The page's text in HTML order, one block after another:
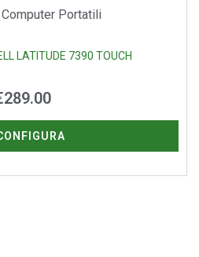
Portatili
LATITUDE 7390 TOUCH
289.00